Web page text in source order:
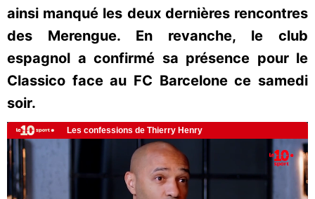
ainsi manqué les deux dernières rencontres
des Merengue. En revanche, le club
espagnol a confirmé sa présence pour le
Classico face au FC Barcelone ce samedi
soir.